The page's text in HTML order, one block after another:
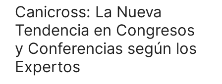
Canicross: La Nueva
Tendencia en Congresos
y Conferencias según los
Expertos